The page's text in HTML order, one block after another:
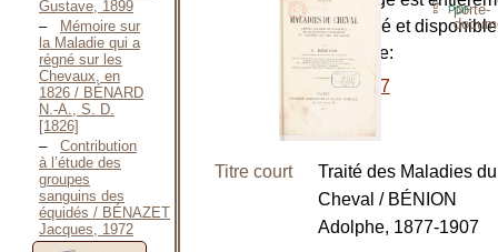
Gustave, 1899
Mémoire sur
la Maladie qui a
régné sur les
Chevaux, en
1826 / BÉNARD
N.-A., S. D.
[1826]
Contribution
à l’étude des
groupes
sanguins des
équidés / BÉNAZET
Jacques, 1972
porte-
⇪PDF
numérisé et
le site de:
-1877
Titre court
Traité des Maladies du
Cheval / BÉNION
Adolphe, 1877-1907